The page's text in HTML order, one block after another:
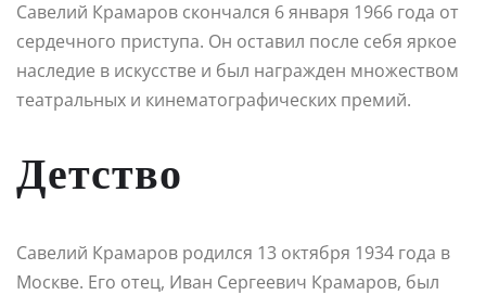
Савелий Крамаров скончался 6 января 1966 года от
сердечного приступа. Он оставил после себя яркое
наследие в искусстве и был награжден множеством
театральных и кинематографических премий.
Детство
Савелий Крамаров родился 13 октября 1934 года в
Москве. Его отец, Иван Сергеевич Крамаров, был